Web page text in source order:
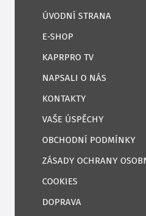
ÚVODNÍ STRANA
E-SHOP
KAPRPRO TV
NAPSALI O NÁS
KONTAKTY
VAŠE ÚSPĚCHY
OBCHODNÍ PODMÍNKY
ZÁSADY OCHRANY
COOKIES
DOPRAVA